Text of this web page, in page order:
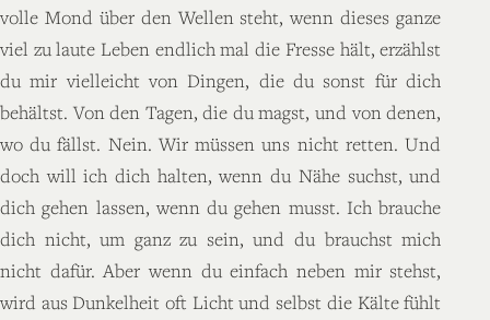
volle Mond über den Wellen steht, wenn dieses ganze
viel zu laute Leben endlich mal die Fresse hält, erzählst
du mir vielleicht von Dingen, die du sonst für dich
behältst. Von den Tagen, die du magst, und von denen,
wo du fällst. Nein. Wir müssen uns nicht retten. Und
doch will ich dich halten, wenn du Nähe suchst, und
dich gehen lassen, wenn du gehen musst. Ich brauche
dich nicht, um ganz zu sein, und du brauchst mich
nicht dafür. Aber wenn du einfach neben mir stehst,
wird aus Dunkelheit oft Licht und selbst die Kälte fühlt